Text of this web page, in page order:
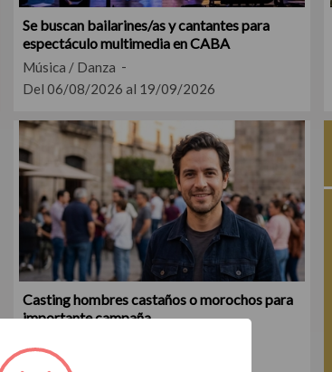
Se buscan bailarines/as y cantantes para
espectáculo multimedia en CABA
Música / Danza
Del 06/08/2026 al 19/09/2026
Casting hombres castaños o morochos para
importante campaña
Del 04/08/2026 al 16/08/2026